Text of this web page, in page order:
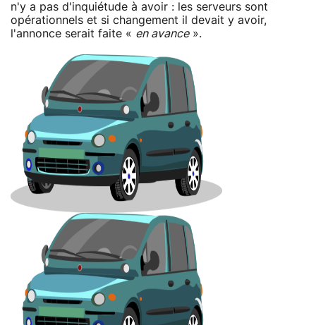
n'y a pas d'inquiétude à avoir : les serveurs sont
opérationnels et si changement il devait y avoir,
l'annonce serait faite « en avance».